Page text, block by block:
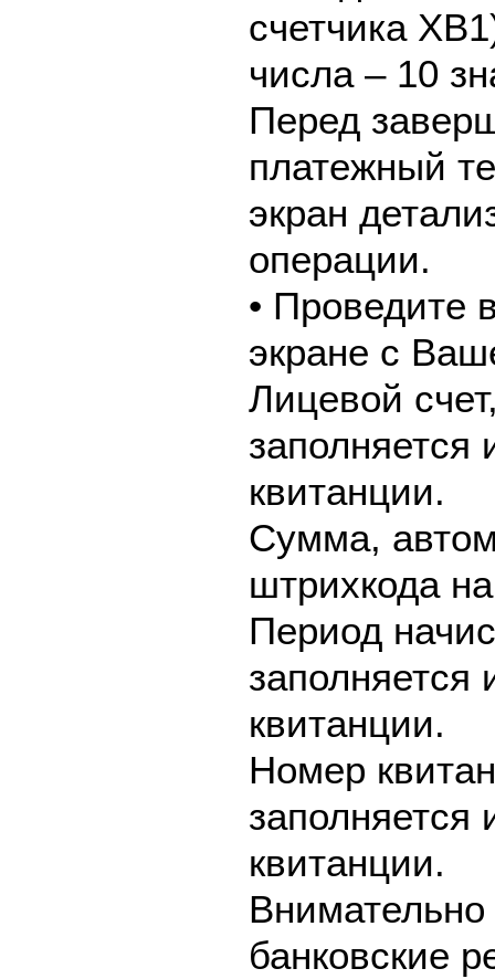
счетчика
числа – 10
Перед
платежный
экран
операции.
• Проведите
экране с
Лицевой
заполняется
квитанции.
Сумма,
штрихкода
Период
заполняется
квитанции.
Номер
заполняется
квитанции.
банковские